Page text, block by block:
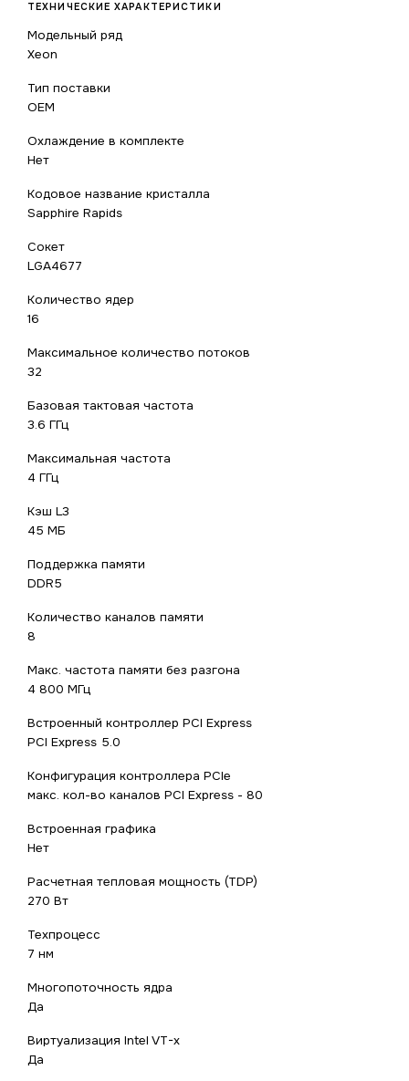
ТЕХНИЧЕСКИЕ ХАРАКТЕРИСТИКИ
Модельный ряд
Xeon
Тип поставки
OEM
Охлаждение в комплекте
Нет
Кодовое название кристалла
Sapphire Rapids
Сокет
LGA4677
Количество ядер
16
Максимальное количество потоков
32
Базовая тактовая частота
3.6 ГГц
Максимальная частота
4 ГГц
Кэш L3
45 МБ
Поддержка памяти
DDR5
Количество каналов памяти
8
Макс. частота памяти без разгона
4 800 МГц
Встроенный контроллер PCI Express
PCI Express 5.0
Конфигурация контроллера PCIe
макс. кол-во каналов PCI Express - 80
Встроенная графика
Нет
Расчетная тепловая мощность (TDP)
270 Вт
Техпроцесс
7 нм
Многопоточность ядра
Да
Виртуализация Intel VT-x
Да